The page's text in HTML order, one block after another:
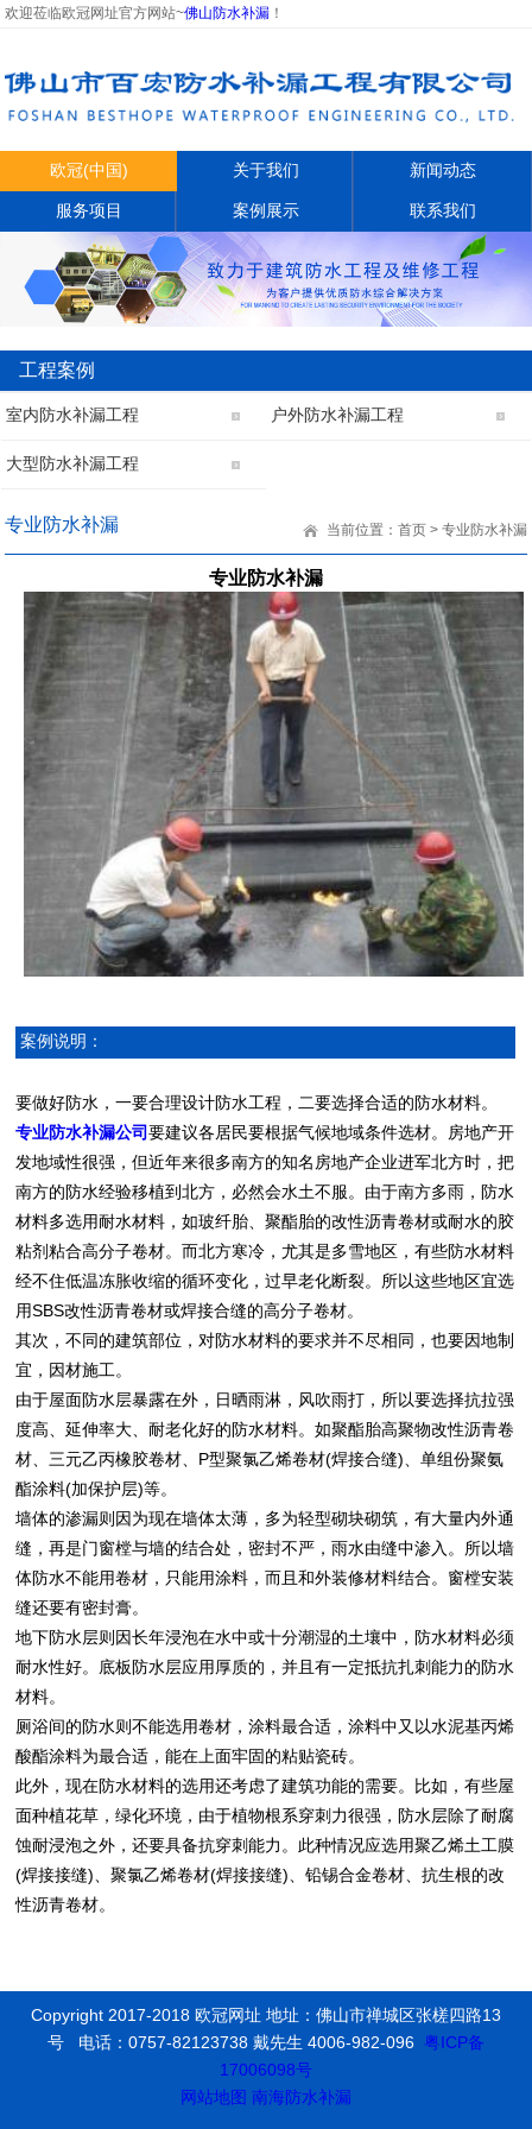
欢迎莅临欧冠网址官方网站~佛山防水补漏 ！
欧冠(中国) 关于我们 新闻动态
服务项目 案例展示 联系我们
工程案例
室内防水补漏工程 户外防水补漏工程
大型防水补漏工程
专业防水补漏 当前位置： 首页> 专业防水补漏
专业防水补漏
案例说明：
要做好防水，一要合理设计防水工程，二要选择合适的防水材料。
专业防水补漏公司要建议各居民要根据气候地域条件选材。房地产开
发地域性很强，但近年来很多南方的知名房地产企业进军北方时，把
南方的防水经验移植到北方，必然会水土不服。由于南方多雨，防水
材料多选用耐水材料，如玻纤胎、聚酯胎的改性沥青卷材或耐水的胶
粘剂粘合高分子卷材。而北方寒冷，尤其是多雪地区，有些防水材料
经不住低温冻胀收缩的循环变化，过早老化断裂。所以这些地区宜选
用SBS改性沥青卷材或焊接合缝的高分子卷材。
其次，不同的建筑部位，对防水材料的要求并不尽相同，也要因地制
宜，因材施工。
由于屋面防水层暴露在外，日晒雨淋，风吹雨打，所以要选择抗拉强
度高、延伸率大、耐老化好的防水材料。如聚酯胎高聚物改性沥青卷
材、三元乙丙橡胶卷材、P型聚氯乙烯卷材(焊接合缝)、单组份聚氨
酯涂料(加保护层)等。
墙体的渗漏则因为现在墙体太薄，多为轻型砌块砌筑，有大量内外通
缝，再是门窗樘与墙的结合处，密封不严，雨水由缝中渗入。所以墙
体防水不能用卷材，只能用涂料，而且和外装修材料结合。窗樘安装
缝还要有密封膏。
地下防水层则因长年浸泡在水中或十分潮湿的土壤中，防水材料必须
耐水性好。底板防水层应用厚质的，并且有一定抵抗扎刺能力的防水
材料。
厕浴间的防水则不能选用卷材，涂料最合适，涂料中又以水泥基丙烯
酸酯涂料为最合适，能在上面牢固的粘贴瓷砖。
此外，现在防水材料的选用还考虑了建筑功能的需要。比如，有些屋
面种植花草，绿化环境，由于植物根系穿刺力很强，防水层除了耐腐
蚀耐浸泡之外，还要具备抗穿刺能力。此种情况应选用聚乙烯土工膜
(焊接接缝)、聚氯乙烯卷材(焊接接缝)、铅锡合金卷材、抗生根的改
性沥青卷材。
Copyright 2017-2018 欧冠网址 地址：佛山市禅城区张槎四路13
号 电话：0757-82123738 戴先生 4006-982-096 粤ICP备
17006098号
网站地图 南海防水补漏